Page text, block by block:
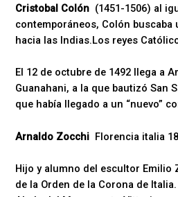
Cristobal Colón (1451-1506) al
contemporáneos, Colón buscaba
hacia las Indias.Los reyes
El 12 de octubre de 1492 llega a
Guanahani, a la que bautizó San
que había llegado a un “nuevo”
Arnaldo Zocchi Florencia italia
Hijo y alumno del escultor Emilio
de la Orden de la Corona de